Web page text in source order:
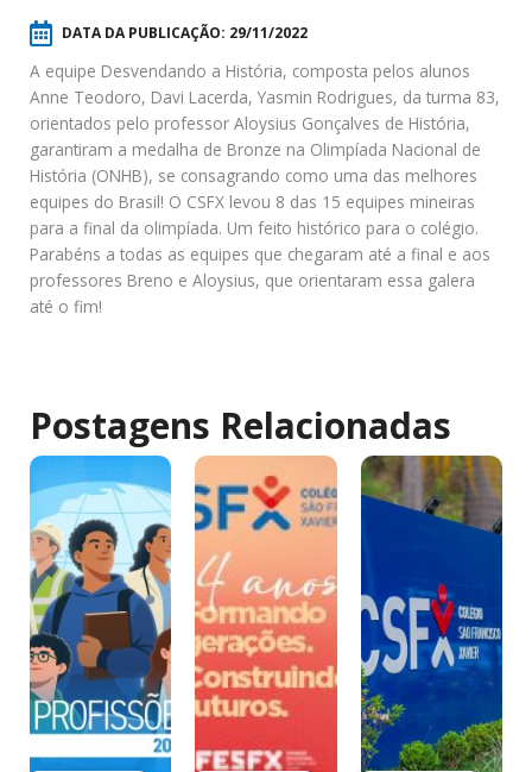
DATA DA PUBLICAÇÃO: 29/11/2022
A equipe Desvendando a História, composta pelos alunos
Anne Teodoro, Davi Lacerda, Yasmin Rodrigues, da turma 83,
orientados pelo professor Aloysius Gonçalves de História,
garantiram a medalha de Bronze na Olimpíada Nacional de
História (ONHB), se consagrando como uma das melhores
equipes do Brasil! O CSFX levou 8 das 15 equipes mineiras
para a final da olimpíada. Um feito histórico para o colégio.
Parabéns a todas as equipes que chegaram até a final e aos
professores Breno e Aloysius, que orientaram essa galera
até o fim!
Postagens Relacionadas